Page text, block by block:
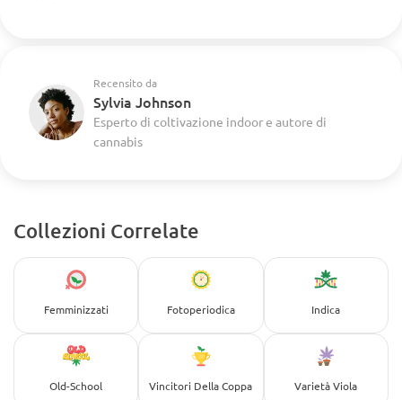
Recensito da
Sylvia Johnson
Esperto di coltivazione indoor e autore di
cannabis
Collezioni Correlate
Femminizzati Fotoperiodica Indica
Old-School Vincitori Della Coppa Varietà Viola